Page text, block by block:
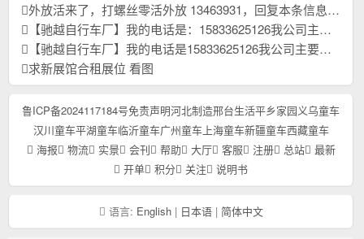
外放活来了，打螺丝零活外放 13463931，回复本条信息，查看联系方式
【驰越自行车厂】我的电话是：15833625126我公司主要生产儿童自行车，山地车，学生车我们始终以优质稳定的产品质量，和高效贴心的售后服务，以及高精尖锐的开发能力。赢得广大国内外客户一致好评，本年刚刚开发新品上市，欢迎大家进货首先联系我们，合作共赢！
【驰越自行车厂】我的电话是15833625126我公司主要生产儿童自行车，学生车，山地车我们始终以优质稳定的产品质量，和高效贴心的售后服务，以及高精尖锐的开发能力。赢得广大国内外客户一致好评，本年刚刚开发新品上市，欢迎大家进货首先联系我们，合作共赢！
求新展馆合租展位 看图
鲁ICP备2024117184号免责声明河北制造邢台生活平乡家园义乌童车
汉川童车平湖童车临沂童车广州童车上海童车新疆童车西藏童车
海报
物流 实景 会刊 帮助 大厅 客服 注册 总站
最新
开单
积分 关注 说明书
语言: English| 日本语| 简体中文